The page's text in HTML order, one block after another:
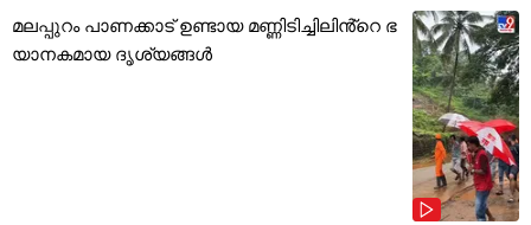
മലപ്പുറം പാണക്കാട് ഉണ്ടായ മണ്ണിടിച്ചിലിൻ്റെ ഭ
യാനകമായ ദൃശ്യങ്ങൾ